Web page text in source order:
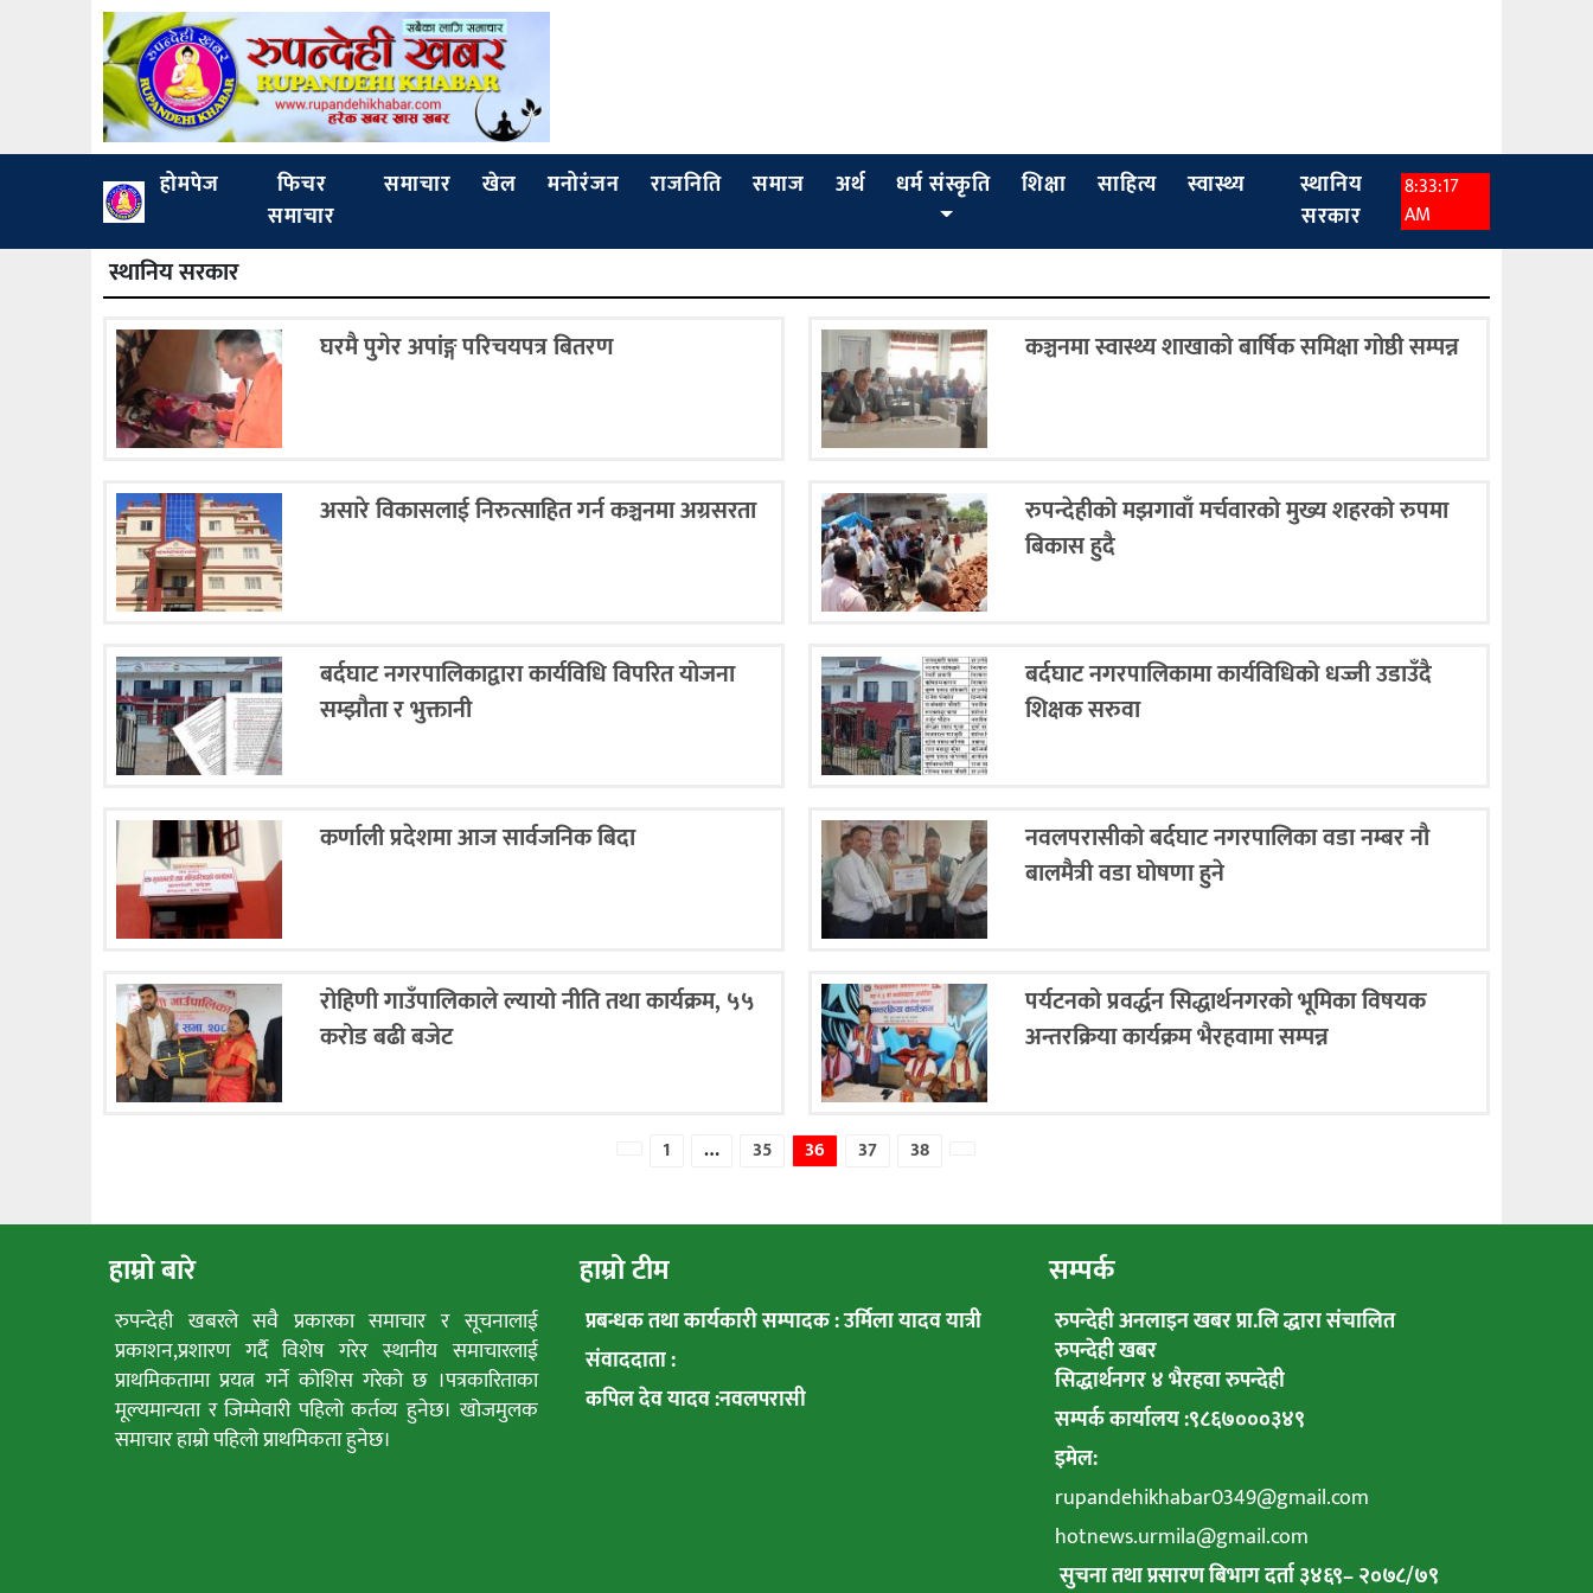
होमपेज
फिचर
समाचार
समाचार खेल मनोरंजन राजनिति समाज अर्थ धर्म संस्कृति शिक्षा साहित्य स्वास्थ्य
स्थानिय
सरकार
8:33:17
AM
स्थानिय सरकार
घरमै पुगेर अपांङ्ग परिचयपत्र बितरण
कञ्चनमा स्वास्थ्य शाखाको बार्षिक समिक्षा गोष्ठी सम्पन्न
असारे विकासलाई निरुत्साहित गर्न कञ्चनमा अग्रसरता
रुपन्देहीको मझगावाँ मर्चवारको मुख्य शहरको रुपमा
बिकास हुदै
बर्दघाट नगरपालिकाद्वारा कार्यविधि विपरित योजना
सम्झौता र भुक्तानी
बर्दघाट नगरपालिकामा कार्यविधिको धज्जी उडाउँदै
शिक्षक सरुवा
कर्णाली प्रदेशमा आज सार्वजनिक बिदा
नवलपरासीको बर्दघाट नगरपालिका वडा नम्बर नौ
बालमैत्री वडा घोषणा हुने
रोहिणी गाउँपालिकाले ल्यायो नीति तथा कार्यक्रम, ५५
करोड बढी बजेट
पर्यटनको प्रवर्द्धन सिद्धार्थनगरको भूमिका विषयक
अन्तरक्रिया कार्यक्रम भैरहवामा सम्पन्न
पुरानो1 … 35 36 37 38
हाम्रो बारे
रुपन्देही खबरले सवै प्रकारका समाचार र सूचनालाई
प्रकाशन,प्रशारण गर्दै विशेष गरेर स्थानीय समाचारलाई
प्राथमिकतामा प्रयत्न गर्ने कोशिस गरेको छ ।पत्रकारिताका
मूल्यमान्यता र जिम्मेवारी पहिलो कर्तव्य हुनेछ। खोजमुलक
समाचार हाम्रो पहिलो प्राथमिकता हुनेछ।
हाम्रो टीम
प्रबन्धक तथा कार्यकारी सम्पादक : उर्मिला यादव यात्री
संवाददाता :
कपिल देव यादव :नवलपरासी
सम्पर्क
रुपन्देही अनलाइन खबर प्रा.लि द्धारा संचालित
रुपन्देही खबर
सिद्धार्थनगर ४ भैरहवा रुपन्देही
सम्पर्क कार्यालय :९८६७०००३४९
इमेल:
rupandehikhabar0349@gmail.com
hotnews.urmila@gmail.com
सुचना तथा प्रसारण बिभाग दर्ता ३४६९–२०७८/७९